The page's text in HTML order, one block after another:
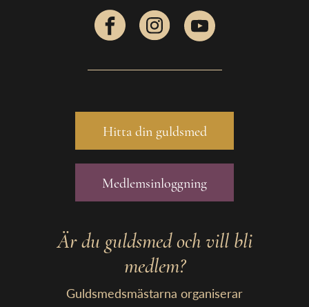
Hitta din guldsmed
Medlemsinloggning
Är du guldsmed och vill bli
medlem?
Guldsmedsmästarna organiserar